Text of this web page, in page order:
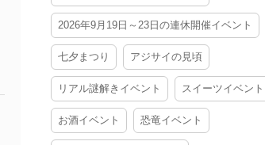
2026年9月19日～23日の連休開催イベント
七夕まつり アジサイの見頃
リアル謎解きイベント スイーツイベント
お酒イベント 恐竜イベント